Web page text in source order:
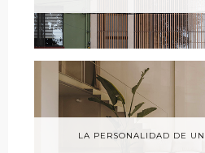
LA PERSONALIDAD DE